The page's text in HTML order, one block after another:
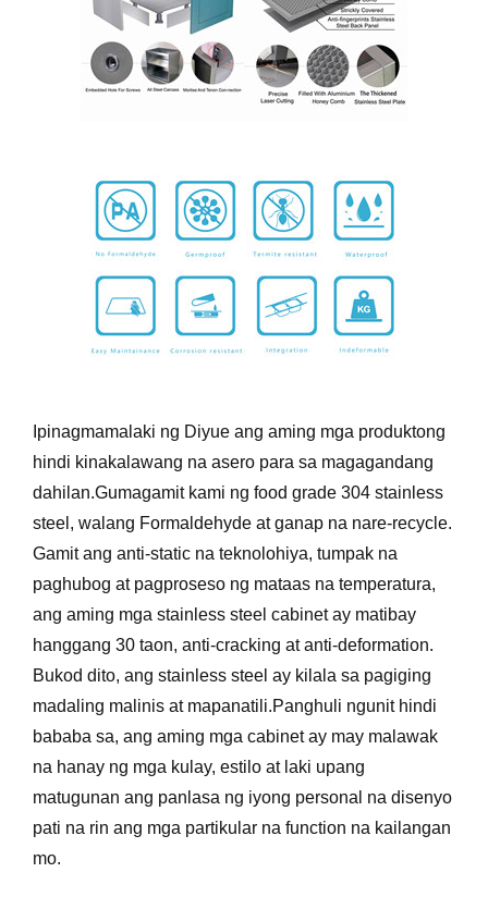
Ipinagmamalaki ng Diyue ang aming mga produktong
hindi kinakalawang na asero para sa magagandang
dahilan.Gumagamit kami ng food grade 304 stainless
steel, walang Formaldehyde at ganap na nare-recycle.
Gamit ang anti-static na teknolohiya, tumpak na
paghubog at pagproseso ng mataas na temperatura,
ang aming mga stainless steel cabinet ay matibay
hanggang 30 taon, anti-cracking at anti-deformation.
Bukod dito, ang stainless steel ay kilala sa pagiging
madaling malinis at mapanatili.Panghuli ngunit hindi
bababa sa, ang aming mga cabinet ay may malawak
na hanay ng mga kulay, estilo at laki upang
matugunan ang panlasa ng iyong personal na disenyo
pati na rin ang mga partikular na function na kailangan
mo.